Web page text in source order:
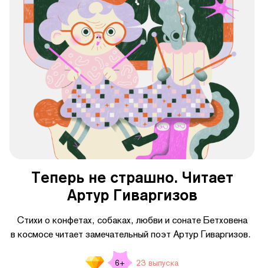
Теперь не страшно. Читает
Артур Гиваргизов
Стихи о конфетах, собаках, любви и сонате Бетховена
в космосе читает замечательный поэт Артур Гиваргизов.
6+ 23 выпуска